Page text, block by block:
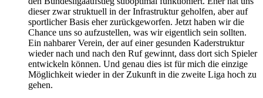
dieser zwar struktuell in der Infrastruktur geholfen, aber auf
sportlicher Basis eher zurückgeworfen. Jetzt haben wir die
Chance uns so aufzustellen, was wir eigentlich sein sollten.
Ein nahbarer Verein, der auf einer gesunden Kaderstruktur
wieder nach und nach den Ruf gewinnt, dass dort sich Spieler
entwickeln können. Und genau dies ist für mich die einzige
Möglichkeit wieder in der Zukunft in die zweite Liga hoch zu
gehen.